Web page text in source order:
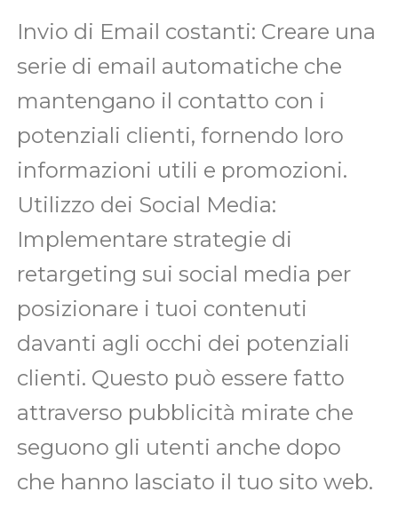
Invio di Email costanti: Creare una
serie di email automatiche che
mantengano il contatto con i
potenziali clienti, fornendo loro
informazioni utili e promozioni.
Utilizzo dei Social Media:
Implementare strategie di
retargeting sui social media per
posizionare i tuoi contenuti
davanti agli occhi dei potenziali
clienti. Questo può essere fatto
attraverso pubblicità mirate che
seguono gli utenti anche dopo
che hanno lasciato il tuo sito web.